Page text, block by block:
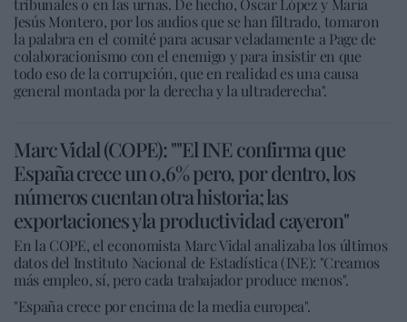
tribunales o en las urnas. De hecho, Óscar López y María
Jesús Montero, por los audios que se han filtrado, tomaron
la palabra en el comité para acusar veladamente a Page de
colaboracionismo con el enemigo y para insistir en que
todo eso de la corrupción, que en realidad es una causa
general montada por la derecha y la ultraderecha".
Marc Vidal (COPE): ""El INE confirma que
España crece un 0,6% pero, por dentro, los
números cuentan otra historia; las
exportaciones y la productividad cayeron"
En la COPE, el economista Marc Vidal analizaba los últimos
datos del Instituto Nacional de Estadística (INE): "Creamos
más empleo, sí, pero cada trabajador produce menos".
"España crece por encima de la media europea".